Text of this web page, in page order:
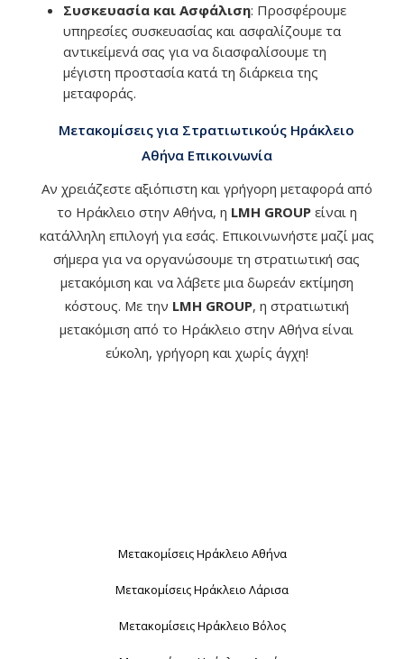
Συσκευασία και Ασφάλιση: Προσφέρουμε
υπηρεσίες συσκευασίας και ασφαλίζουμε τα
αντικείμενά σας για να διασφαλίσουμε τη
μέγιστη προστασία κατά τη διάρκεια της
μεταφοράς.
Μετακομίσεις για Στρατιωτικούς Ηράκλειο
Αθήνα Επικοινωνία
Αν χρειάζεστε αξιόπιστη και γρήγορη μεταφορά από
το Ηράκλειο στην Αθήνα, η LMH GROUPείναι η
κατάλληλη επιλογή για εσάς. Επικοινωνήστε μαζί μας
σήμερα για να οργανώσουμε τη στρατιωτική σας
μετακόμιση και να λάβετε μια δωρεάν εκτίμηση
κόστους. Με την LMH GROUP, η στρατιωτική
μετακόμιση από το Ηράκλειο στην Αθήνα είναι
εύκολη, γρήγορη και χωρίς άγχη!
Μετακομίσεις Ηράκλειο Αθήνα
Μετακομίσεις Ηράκλειο Λάρισα
Μετακομίσεις Ηράκλειο Βόλος